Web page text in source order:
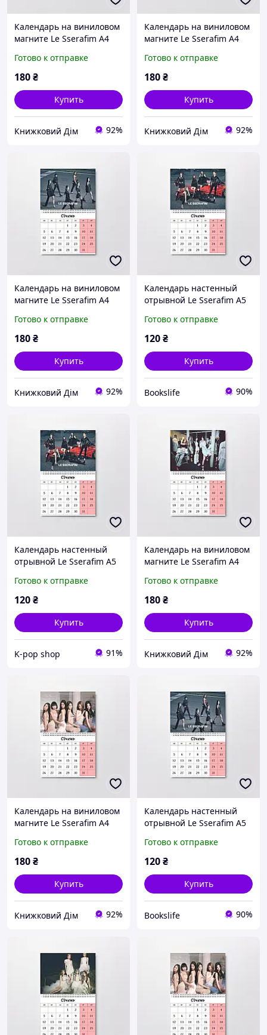
Календарь на виниловом
магните Le Sserafim А4
Готово к отправке
180₴
Купить
Книжковий Дім 92%
Календарь на виниловом
магните Le Sserafim А4
Готово к отправке
180₴
Купить
Книжковий Дім 92%
Календарь на виниловом
магните Le Sserafim А4
Готово к отправке
180₴
Купить
Книжковий Дім 92%
Календарь настенный
отрывной Le Sserafim А5
Готово к отправке
120₴
Купить
Bookslife 90%
Календарь настенный
отрывной Le Sserafim А5
Готово к отправке
120₴
Купить
K-pop shop 91%
Календарь на виниловом
магните Le Sserafim А4
Готово к отправке
180₴
Купить
Книжковий Дім 92%
Календарь на виниловом
магните Le Sserafim А4
Готово к отправке
180₴
Купить
Книжковий Дім 92%
Календарь настенный
отрывной Le Sserafim А5
Готово к отправке
120₴
Купить
Bookslife 90%